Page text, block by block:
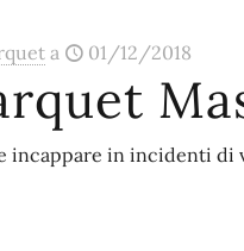
a 01/12/2018
incappare in incidenti